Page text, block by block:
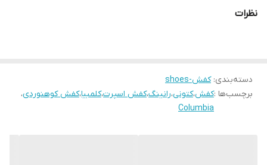
نظرات
دسته‌بندی:کفش-shoes
برچسب‌ها :کفش،کتونی،رانینگ،کفش اسپرت،کلمبیا،کفش کوهنوردی،
Columbia